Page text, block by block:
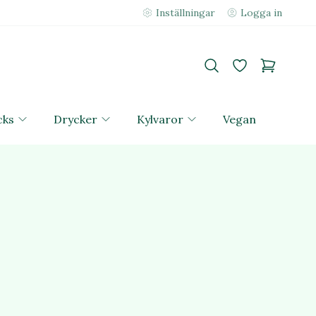
Inställningar Logga in
Drycker Kylvaror Vegan